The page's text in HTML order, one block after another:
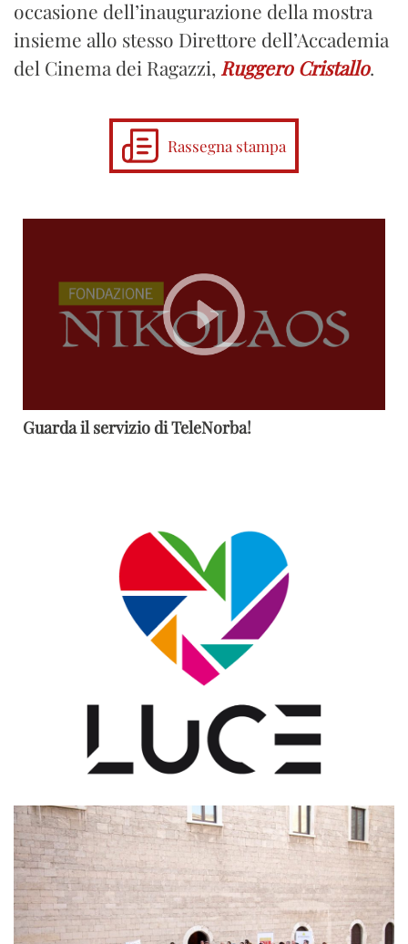
occasione dell’inaugurazione della mostra
insieme allo stesso Direttore dell’Accademia
del Cinema dei Ragazzi, Ruggero Cristallo.
Rassegna stampa
Guarda il servizio di TeleNorba!